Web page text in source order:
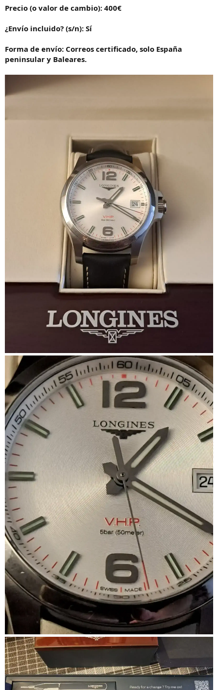
Precio (o valor de cambio): 400€
¿Envío incluido? (s/n): Sí
Forma de envío: Correos certificado, solo España
peninsular y Baleares.